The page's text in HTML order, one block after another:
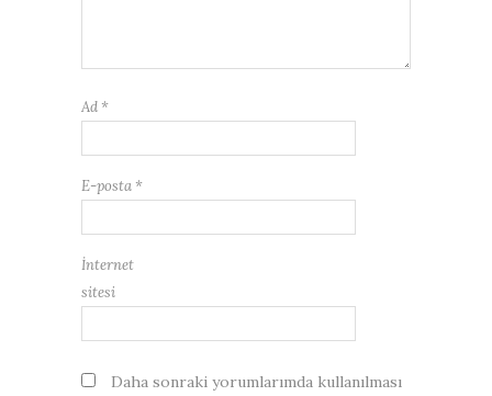
Ad *
E-posta *
İnternet
sitesi
Daha sonraki yorumlarımda kullanılması